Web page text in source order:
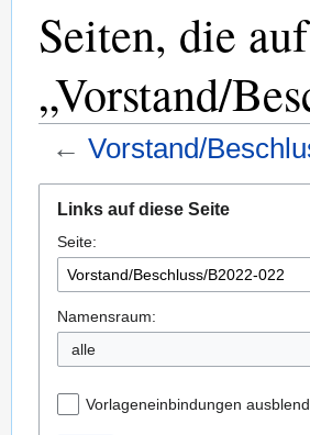
Seiten, die auf
„Vorstand/
← Vorstand/
Navigation
springen
Suche
springen
Links auf diese Seite
Seite:
Namensraum:
alle
Vorlageneinbindungen